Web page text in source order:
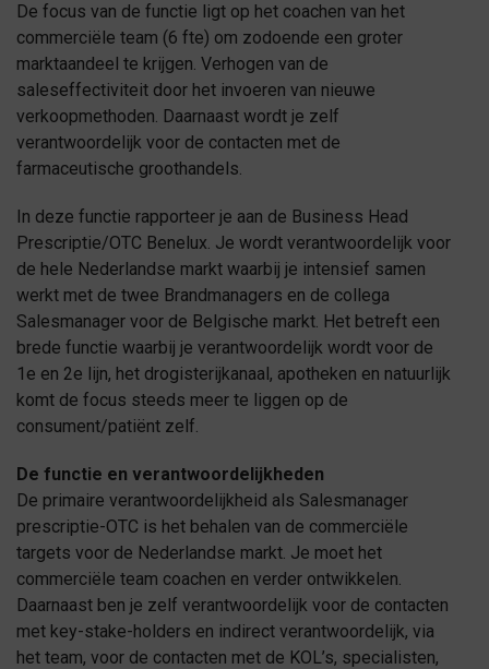
De focus van de functie ligt op het coachen van het
commerciële team (6 fte) om zodoende een groter
marktaandeel te krijgen. Verhogen van de
saleseffectiviteit door het invoeren van nieuwe
verkoopmethoden. Daarnaast wordt je zelf
verantwoordelijk voor de contacten met de
farmaceutische groothandels.
In deze functie rapporteer je aan de Business Head
Prescriptie/OTC Benelux. Je wordt verantwoordelijk voor
de hele Nederlandse markt waarbij je intensief samen
werkt met de twee Brandmanagers en de collega
Salesmanager voor de Belgische markt. Het betreft een
brede functie waarbij je verantwoordelijk wordt voor de
1e en 2e lijn, het drogisterijkanaal, apotheken en natuurlijk
komt de focus steeds meer te liggen op de
consument/patiënt zelf.
De functie en verantwoordelijkheden
De primaire verantwoordelijkheid als Salesmanager
prescriptie-OTC is het behalen van de commerciële
targets voor de Nederlandse markt. Je moet het
commerciële team coachen en verder ontwikkelen.
Daarnaast ben je zelf verantwoordelijk voor de contacten
met key-stake-holders en indirect verantwoordelijk, via
het team, voor de contacten met de KOL’s, specialisten,